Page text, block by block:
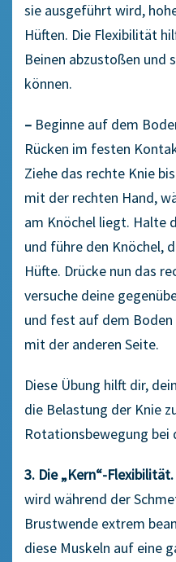
sie ausgeführt wird,
Hüften. Die Flexibilität
Beinen abzustoßen und
können.
– Beginne auf dem
Rücken im festen
Ziehe das rechte Knie
mit der rechten Hand,
am Knöchel liegt. Halte
und führe den Knöchel,
Hüfte. Drücke nun das
versuche deine
und fest auf dem Boden
mit der anderen Seite.
Diese Übung hilft dir,
die Belastung der Knie
Rotationsbewegung bei
3. Die „Kern“-Flexibilität.
wird während der
Brustwende extrem
diese Muskeln auf eine